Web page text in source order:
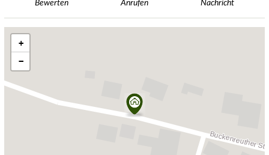
Bewerten Anrufen Nachricht
+
−